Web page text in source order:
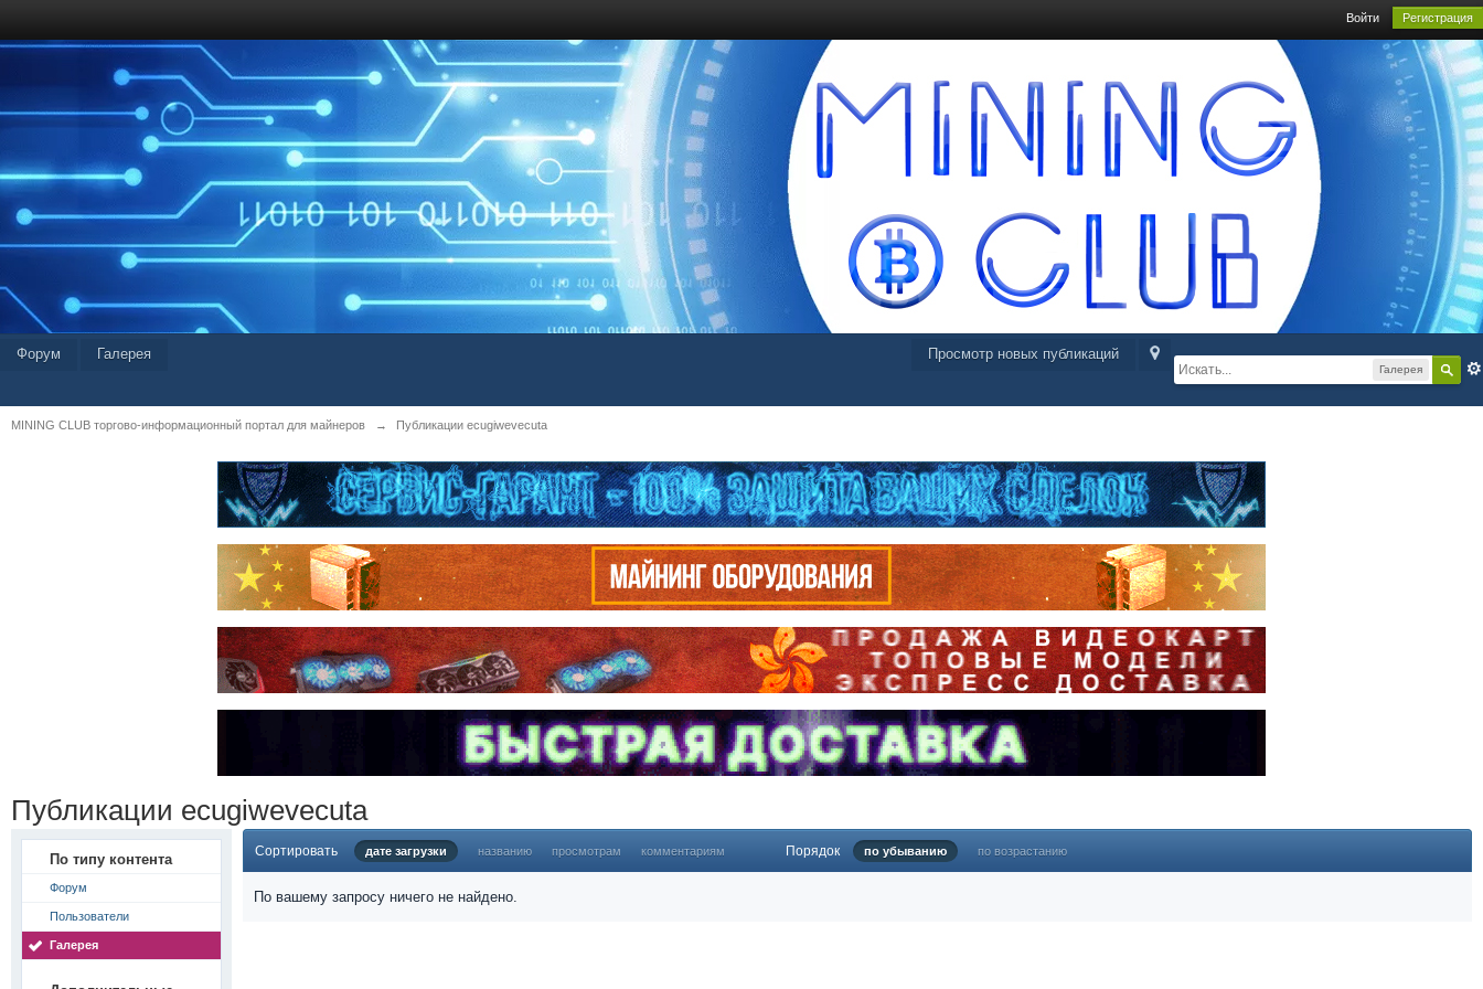
Войти Регистрация
Галерея
Просмотр новых публикаций
Форум Галерея
MINING CLUB торгово-информационный портал для майнеров → Публикации ecugiwevecuta
Публикации ecugiwevecuta
По типу контента
Форум
Пользователи
Галерея
Сортировать дате загрузки названию просмотрам комментариям Порядок по убыванию по возрастанию
По вашему запросу ничего не найдено.